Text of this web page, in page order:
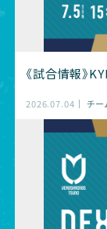
《試合情報》
2026.07.04 チー